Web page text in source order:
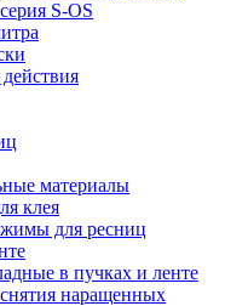
S-OS
материалы
клея
для ресниц
в пучках и ленте
наращенных